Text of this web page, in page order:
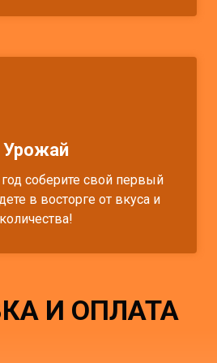
Урожай
соберите свой первый
в восторге от вкуса и
количества!
И ОПЛАТА